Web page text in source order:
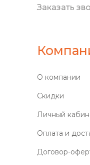
Заказать
О компании
Скидки
Личный
Оплата и
Договор-